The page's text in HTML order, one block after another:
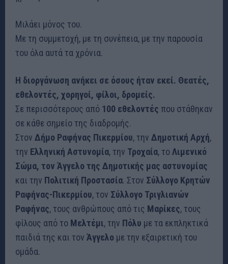
Μιλάει μόνος του.
Με τη συμμετοχή, με τη συνέπεια, με την παρουσία
του όλα αυτά τα χρόνια.
Η διοργάνωση ανήκει σε όσους ήταν εκεί. Θεατές,
εθελοντές, χορηγοί, φίλοι, δρομείς.
Σε περισσότερους από 100 εθελοντές που στάθηκαν
σε κάθε σημείο της διαδρομής.
Στον Δήμο Ραφήνας Πικερμίου, την Δημοτική Αρχή,
την Ελληνική Αστυνομία, την Τροχαία, το Λιμενικό
Σώμα, τον Άγγελο της Δημοτικής μας αστυνομίας
και την Πολιτική Προστασία. Στον Σύλλογο Κρητών
Ραφήνας-Πικερμίου, τον Σύλλογο Τριγλιανών
Ραφήνας, τους ανθρώπους από τις Μαρίκες, τους
φίλους από το Μελτέμι, την Πόλυ με τα εκπληκτικά
παιδιά της και τον Άγγελο με την εξαιρετική του
ομάδα.